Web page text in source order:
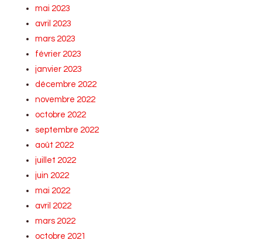
mai 2023
avril 2023
mars 2023
février 2023
janvier 2023
décembre 2022
novembre 2022
octobre 2022
septembre 2022
août 2022
juillet 2022
juin 2022
mai 2022
avril 2022
mars 2022
octobre 2021